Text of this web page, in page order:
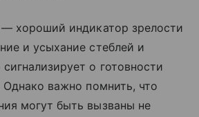
— хороший индикатор зрелости
и усыхание стеблей и
о готовности
Однако важно помнить, что
могут быть вызваны не